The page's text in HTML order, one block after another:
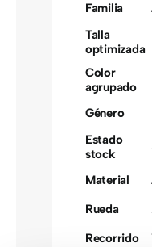
Familia
Talla
optimizada
Color
agrupado
Género
Estado
stock
Material
Rueda
Recorrido